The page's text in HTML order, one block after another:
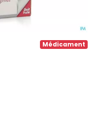
Médicament